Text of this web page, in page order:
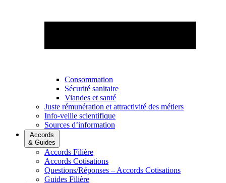
Consommation
Sécurité sanitaire
Viandes et santé
Juste rémunération et attractivité des métiers
Info-veille scientifique
Sources d’information
Accords
& Guides
Accords Filière
Accords Cotisations
Questions/Réponses – Accords Cotisations
Guides Filière